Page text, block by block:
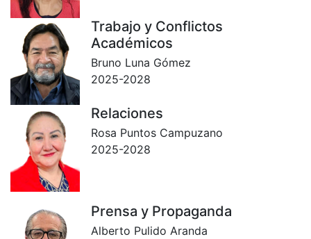
Trabajo y Conflictos
Académicos
Bruno Luna Gómez
2025-2028
Relaciones
Rosa Puntos Campuzano
2025-2028
Prensa y Propaganda
Alberto Pulido Aranda